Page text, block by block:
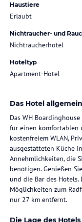
Haustiere
Erlaubt
Nichtraucher- und
Nichtraucherhotel
Hoteltyp
Apartment-Hotel
Das Hotel allgemein
Das WH
für einen komfortablen
kostenfreiem WLAN,
ausgestatteten Küche
Annehmlichkeiten, die
benötigen. Genießen
und die Bar des
Möglichkeiten zum
nur 27 km entfernt.
Die Lage des Hotels